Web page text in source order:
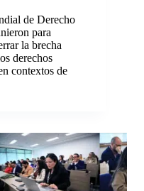
de Derecho
para
la brecha
derechos
contextos de